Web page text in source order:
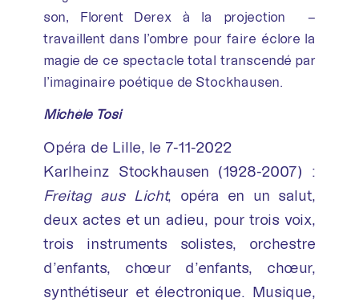
son, Florent Derex à la projection –
travaillent dans l’ombre pour faire éclore la
magie de ce spectacle total transcendé par
l’imaginaire poétique de Stockhausen.
Michèle Tosi
Opéra de Lille, le 7-11-2022
Karlheinz Stockhausen (1928-2007) :
Freitag aus Licht, opéra en un salut,
deux actes et un adieu, pour trois voix,
trois instruments solistes, orchestre
d’enfants, chœur d’enfants, chœur,
synthétiseur et électronique. Musique,